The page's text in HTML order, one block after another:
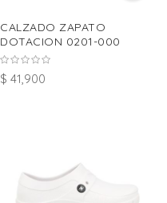
CALZADO ZAPATO
DOTACION 0201-000
$ 41,900